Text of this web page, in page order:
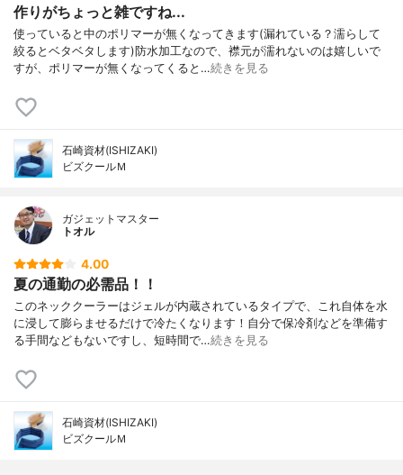
作りがちょっと雑ですね...
使っていると中のポリマーが無くなってきます(漏れている？濡らして
絞るとベタベタします)防水加工なので、襟元が濡れないのは嬉しいで
すが、ポリマーが無くなってくると…続きを見る
石崎資材(ISHIZAKI)
ビズクールＭ
ガジェットマスター
トオル
4.00
夏の通勤の必需品！！
このネッククーラーはジェルが内蔵されているタイプで、これ自体を水
に浸して膨らませるだけで冷たくなります！自分で保冷剤などを準備す
る手間などもないですし、短時間で…続きを見る
石崎資材(ISHIZAKI)
ビズクールＭ